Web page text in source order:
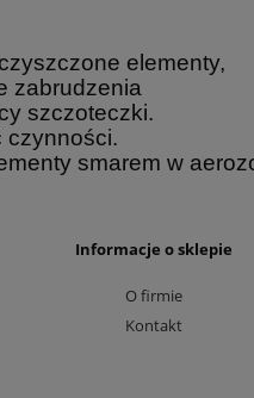
elementy,
zabrudzenia
szczoteczki.
czynności.
smarem w
Informacje o sklepie
O firmie
Kontakt